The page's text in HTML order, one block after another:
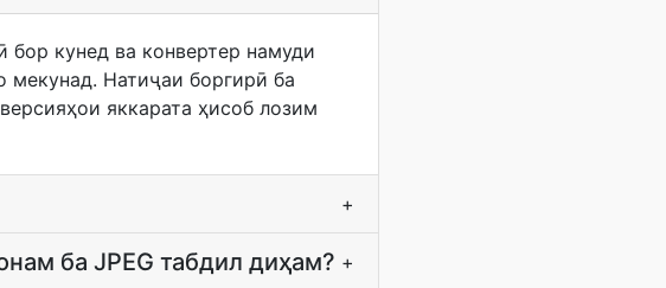
кунед ва конвертер намуди
Натиҷаи боргирӣ ба
яккарата ҳисоб лозим
+
ба JPEG табдил диҳам? +